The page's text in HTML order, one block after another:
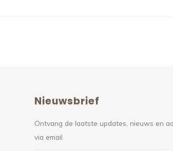
Nieuwsbrief
Ontvang de laatste updates, nieuws en
via email